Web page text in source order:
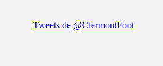
Tweets de @ClermontFoot